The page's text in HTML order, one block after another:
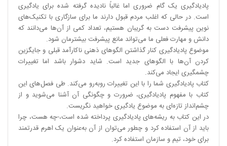
پادیادگیری یک گام ضروری اما غالباً نادیده گرفته شده برای یادگیری
است. در حالی که اغلب مردم قبول دارند ما برای سازگاری با تکنیک‌های
نوین پیشرفت دست به گریبان هستیم،‌ تعداد کمی از آن‌ها می‌دانند که
دانش و مهارت فعلی ما می‌تواند مانع پیشرفت بیشترمان شود.
موضوع پادیادگیری کنار گذاشتن الگوهای ذهنی ناکارآمد قبلی و جایگزین
کردن آن‌ها با الگوهای جدید است. شاید دشوار باشد اما تغییرات
چشمگیری ایجاد می‌کند.
کتاب پادیادگیری شما را با این تغییرات روبه‌رو می‌کند. طی فصل‌های این
کتاب با مفهوم پادیادگیری،‌ ضرورت و چگونگی آن آشنا می‌شوید و از
چشم‌انداز تازه‌ای به موضوع یادگیری خواهید نگریست.
در این کتاب به ریشه‌های پادیادگیری پرداخته شده است،‌-چه هست،‌ چرا
باید از آن استفاده کرد و چطور می‌توان از آن به‌عنوان یک اهرم قدرتمند
برای خود،‌ تیم و سازمان استفاده کرد.